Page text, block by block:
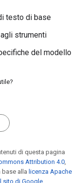
testo di base
strumenti
del modello
di questa pagina
Attribution 4.0
alla licenza Apache
sito di Google